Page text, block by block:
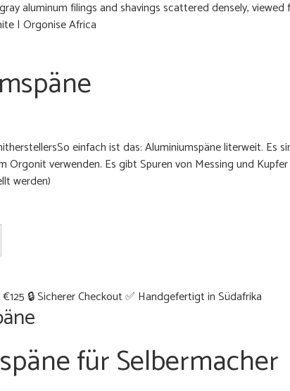
| Orgonise Africa
einfach ist das: Aluminiumspäne literweit. Es
Orgonit verwenden. Es gibt Spuren von Messing und
werden)
🔒 Sicherer Checkout✅ Handgefertigt in Südafrika
für Selbermacher